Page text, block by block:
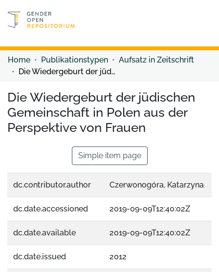
Discover content
Home Publikationstypen
Aufsatz in Zeitschrift
Die Wiedergeburt der jüdischen Gemeinschaft in Polen aus der Perspektive von Frauen
Die Wiedergeburt der jüdischen
Gemeinschaft in Polen aus der
Perspektive von Frauen
Simple item page
dc.contributor.author Czerwonogóra, Katarzyna
dc.date.accessioned 2019-09-09T12:40:02Z
dc.date.available 2019-09-09T12:40:02Z
dc.date.issued 2012